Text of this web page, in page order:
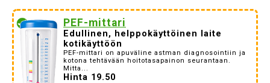
PEF-mittari
Edullinen, helppokäyttöinen laite
kotikäyttöön
PEF-mittari on apuväline astman diagnosointiin ja
kotona tehtävään hoitotasapainon seurantaan.
Mitta...
Hinta 19.50